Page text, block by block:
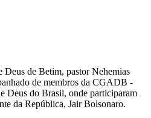
Deus de Betim, pastor Nehemias
de membros da CGADB -
Deus do Brasil, onde participaram
da República, Jair Bolsonaro.